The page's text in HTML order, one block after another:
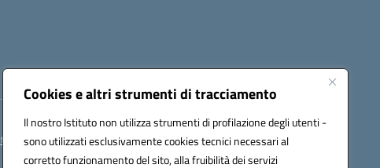
Cookies e altri strumenti di tracciamento
Il nostro Istituto non utilizza strumenti di profilazione degli utenti -
sono utilizzati esclusivamente cookies tecnici necessari al
corretto funzionamento del sito, alla fruibilità dei servizi
tpic84500v@pec.istruzione.it